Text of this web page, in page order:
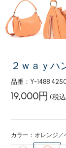
２ｗａｙハ
品番：Y-1488
19,000円 (税
カラー：オレンジ／